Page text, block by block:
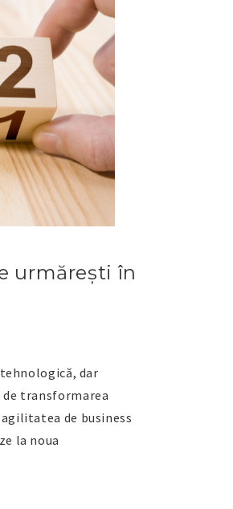
urmărești în
dar
de transformarea
de business
la noua